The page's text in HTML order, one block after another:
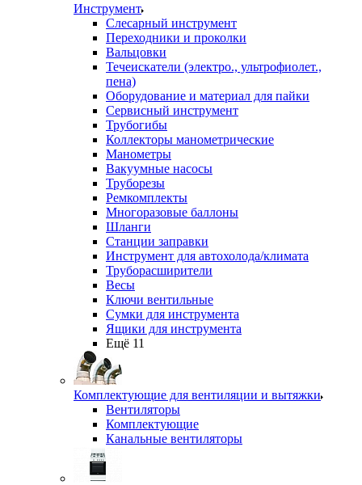
Инструмент
Слесарный инструмент
Переходники и проколки
Вальцовки
Течеискатели (электро., ультрофиолет.,
пена)
Оборудование и материал для пайки
Сервисный инструмент
Трубогибы
Коллекторы манометрические
Манометры
Вакуумные насосы
Труборезы
Ремкомплекты
Многоразовые баллоны
Шланги
Станции заправки
Инструмент для автохолода/климата
Труборасширители
Весы
Ключи вентильные
Сумки для инструмента
Ящики для инструмента
Ещё 11
Комплектующие для вентиляции и вытяжки
Вентиляторы
Комплектующие
Канальные вентиляторы